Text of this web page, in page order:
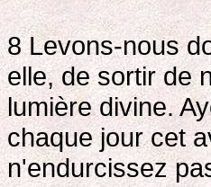
8 Levons-nous
elle, de sortir de
lumière divine.
chaque jour cet
n'endurcissez